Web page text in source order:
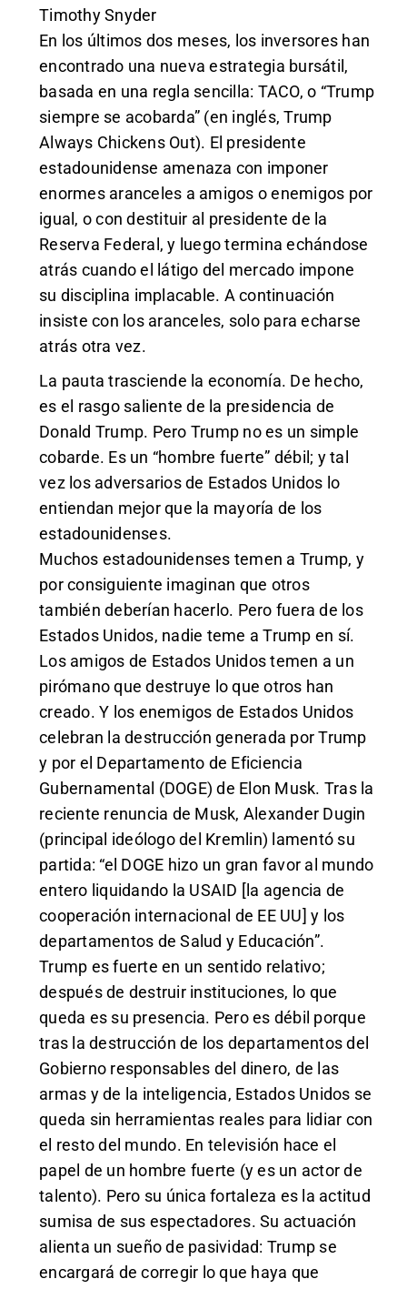
Timothy Snyder
En los últimos dos meses, los inversores han
encontrado una nueva estrategia bursátil,
basada en una regla sencilla: TACO, o “Trump
siempre se acobarda” (en inglés, Trump
Always Chickens Out). El presidente
estadounidense amenaza con imponer
enormes aranceles a amigos o enemigos por
igual, o con destituir al presidente de la
Reserva Federal, y luego termina echándose
atrás cuando el látigo del mercado impone
su disciplina implacable. A continuación
insiste con los aranceles, solo para echarse
atrás otra vez.
La pauta trasciende la economía. De hecho,
es el rasgo saliente de la presidencia de
Donald Trump. Pero Trump no es un simple
cobarde. Es un “hombre fuerte” débil; y tal
vez los adversarios de Estados Unidos lo
entiendan mejor que la mayoría de los
estadounidenses.
Muchos estadounidenses temen a Trump, y
por consiguiente imaginan que otros
también deberían hacerlo. Pero fuera de los
Estados Unidos, nadie teme a Trump en sí.
Los amigos de Estados Unidos temen a un
pirómano que destruye lo que otros han
creado. Y los enemigos de Estados Unidos
celebran la destrucción generada por Trump
y por el Departamento de Eficiencia
Gubernamental (DOGE) de Elon Musk. Tras la
reciente renuncia de Musk, Alexander Dugin
(principal ideólogo del Kremlin) lamentó su
partida: “el DOGE hizo un gran favor al mundo
entero liquidando la USAID [la agencia de
cooperación internacional de EE UU] y los
departamentos de Salud y Educación”.
Trump es fuerte en un sentido relativo;
después de destruir instituciones, lo que
queda es su presencia. Pero es débil porque
tras la destrucción de los departamentos del
Gobierno responsables del dinero, de las
armas y de la inteligencia, Estados Unidos se
queda sin herramientas reales para lidiar con
el resto del mundo. En televisión hace el
papel de un hombre fuerte (y es un actor de
talento). Pero su única fortaleza es la actitud
sumisa de sus espectadores. Su actuación
alienta un sueño de pasividad: Trump se
encargará de corregir lo que haya que